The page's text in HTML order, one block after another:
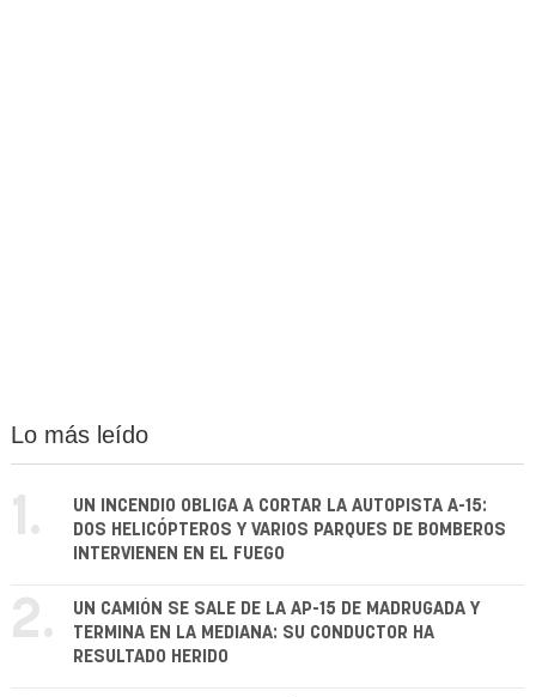
Lo más leído
1.
UN INCENDIO OBLIGA A CORTAR LA AUTOPISTA A-15:
DOS HELICÓPTEROS Y VARIOS PARQUES DE BOMBEROS
INTERVIENEN EN EL FUEGO
2.
UN CAMIÓN SE SALE DE LA AP-15 DE MADRUGADA Y
TERMINA EN LA MEDIANA: SU CONDUCTOR HA
RESULTADO HERIDO